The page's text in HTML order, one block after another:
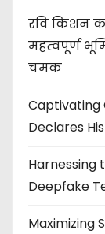
रवि किशन
महत्वपूर्ण
चमक
Captivating
Declares
Harnessing
Deepfake
Maximizing